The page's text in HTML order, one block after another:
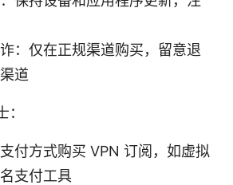
：仅在正规渠道购买，留意退
道
付方式购买 VPN 订阅，如虚拟
支付工具